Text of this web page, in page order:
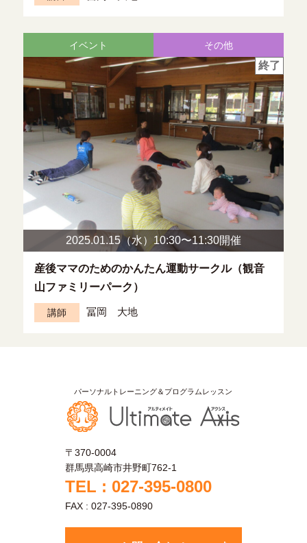
イベント その他
終了
2025.01.15（水）10:30〜11:30開催
産後ママのためのかんたん運動サークル（観音
山ファミリーパーク）
講師 冨岡 大地
〒370-0004
群馬県高崎市井野町762-1
TEL : 027-395-0800
FAX : 027-395-0890